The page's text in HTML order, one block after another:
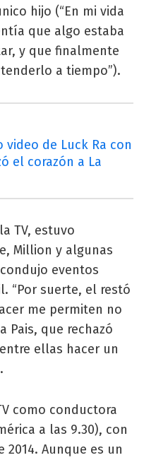
hijo (“En mi vida
que algo estaba
y que finalmente
a tiempo”).
de Luck Ra con
el corazón a La
TV, estuvo
Million y algunas
eventos
“Por suerte, el restó
me permiten no
Pais, que rechazó
ellas hacer un
como conductora
a las 9.30), con
Aunque es un